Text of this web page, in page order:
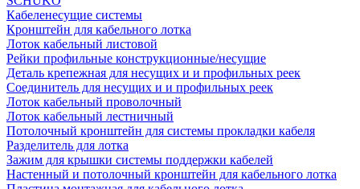
Кабеленесущие системы
Кронштейн для кабельного лотка
Лоток кабельный листовой
Рейки профильные конструкционные/несущие
Деталь крепежная для несущих и и профильных реек
Соединитель для несущих и и профильных реек
Лоток кабельный проволочный
Лоток кабельный лестничный
Потолочный кронштейн для системы прокладки кабеля
Разделитель для лотка
Зажим для крышки системы поддержки кабелей
Настенный и потолочный кронштейн для кабельного лотка